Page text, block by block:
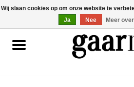
gaarne.be
Patronen
Wij slaan cookies op om onze website te
Ja
Nee Meer